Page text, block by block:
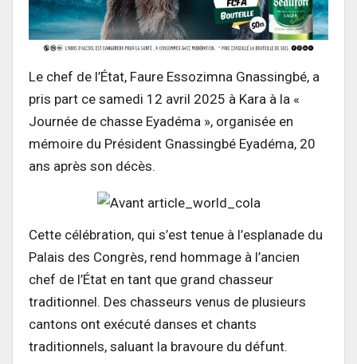
Le chef de l’État, Faure Essozimna Gnassingbé, a
pris part ce samedi 12 avril 2025 à Kara à la «
Journée de chasse Eyadéma », organisée en
mémoire du Président Gnassingbé Eyadéma, 20
ans après son décès.
Cette célébration, qui s’est tenue à l’esplanade du
Palais des Congrès, rend hommage à l’ancien
chef de l’État en tant que grand chasseur
traditionnel. Des chasseurs venus de plusieurs
cantons ont exécuté danses et chants
traditionnels, saluant la bravoure du défunt.